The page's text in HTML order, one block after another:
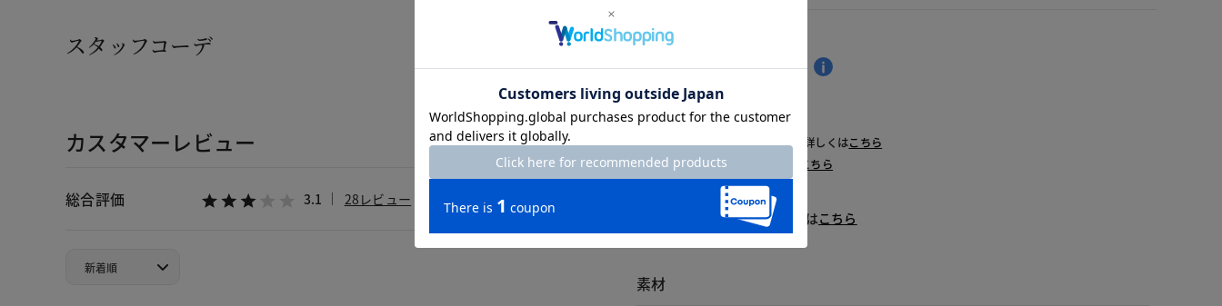
スタッフコーデ
カスタマーレビュー
総合評価 3.1 28レビュー
交換・返品はお気軽に！
△：残りわずか
～頃お届け：入荷次第、お届け。
再入荷予約：メールでお知らせ。詳しくはこちら
1週間前後でお届け： 詳しくは
こちら
商品についてのお問い合わせはこちら
素材